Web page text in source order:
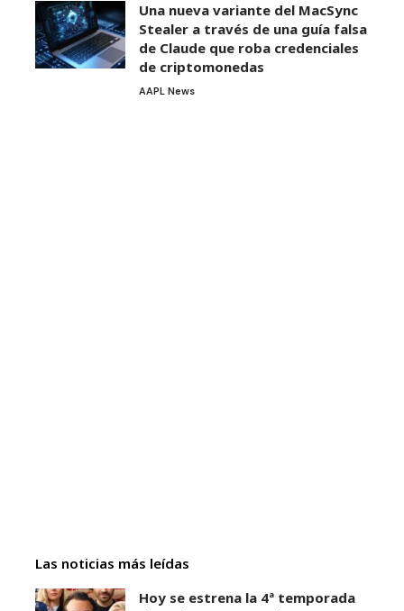
Una nueva variante del MacSync
Stealer a través de una guía falsa
de Claude que roba credenciales
de criptomonedas
AAPL News
Las noticias más leídas
Hoy se estrena la 4ª temporada